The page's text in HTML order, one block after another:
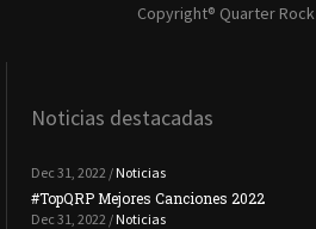
Copyright® Quarter
Noticias destacadas
Dec 31, 2022 / Noticias
#TopQRP Mejores Canciones 2022
Dec 31, 2022 / Noticias